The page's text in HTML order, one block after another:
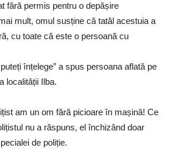
fără permis pentru o depășire
mult, omul susține că tatăl acestuia a
cu toate că este o persoană cu
înțelege” a spus persoana aflată pe
localității Ilba.
am un om fără picioare în mașină! Ce
nu a răspuns, el închizând doar
de poliție.